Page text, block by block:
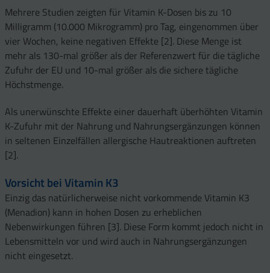
Mehrere Studien zeigten für Vitamin K-Dosen bis zu 10
Milligramm (10.000 Mikrogramm) pro Tag, eingenommen über
vier Wochen, keine negativen Effekte [2]. Diese Menge ist
mehr als 130-mal größer als der Referenzwert für die tägliche
Zufuhr der EU und 10-mal größer als die sichere tägliche
Höchstmenge.
Als unerwünschte Effekte einer dauerhaft überhöhten Vitamin
K-Zufuhr mit der Nahrung und Nahrungsergänzungen können
in seltenen Einzelfällen allergische Hautreaktionen auftreten
[2].
Vorsicht bei Vitamin K3
Einzig das natürlicherweise nicht vorkommende Vitamin K3
(Menadion) kann in hohen Dosen zu erheblichen
Nebenwirkungen führen [3]. Diese Form kommt jedoch nicht in
Lebensmitteln vor und wird auch in Nahrungsergänzungen
nicht eingesetzt.